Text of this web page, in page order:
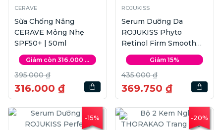
CERAVE
Sữa Chống Nắng
CERAVE Mỏng Nhẹ
SPF50+ | 50ml
Giảm còn 316.000 ...
395.000 ₫
316.000 ₫
ROJUKISS
Serum Dưỡng Da
ROJUKISS Phyto
Retinol Firm Smooth
Serum | 30ml
Giảm 15%
435.000 ₫
369.750 ₫
-15% -20%